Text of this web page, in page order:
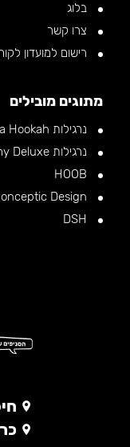
בלוג
צרו קשר
רישום למועדון
מתוגים מובילים
נרגילות Alpha Hookah
נרגילות Amy Deluxe